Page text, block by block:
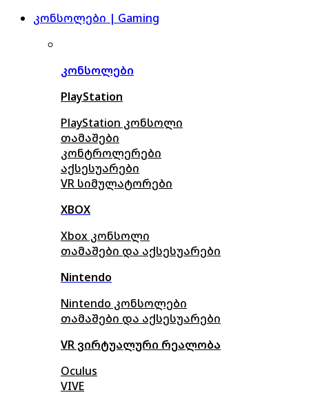
კონსოლები | Gaming
კონსოლები
PlayStation
PlayStation კონსოლი
თამაშები
კონტროლერები
აქსესუარები
VR სიმულატორები
XBOX
Xbox კონსოლი
თამაშები და აქსესუარები
Nintendo
Nintendo კონსოლები
თამაშები და აქსესუარები
VR ვირტუალური რეალობა
Oculus
VIVE